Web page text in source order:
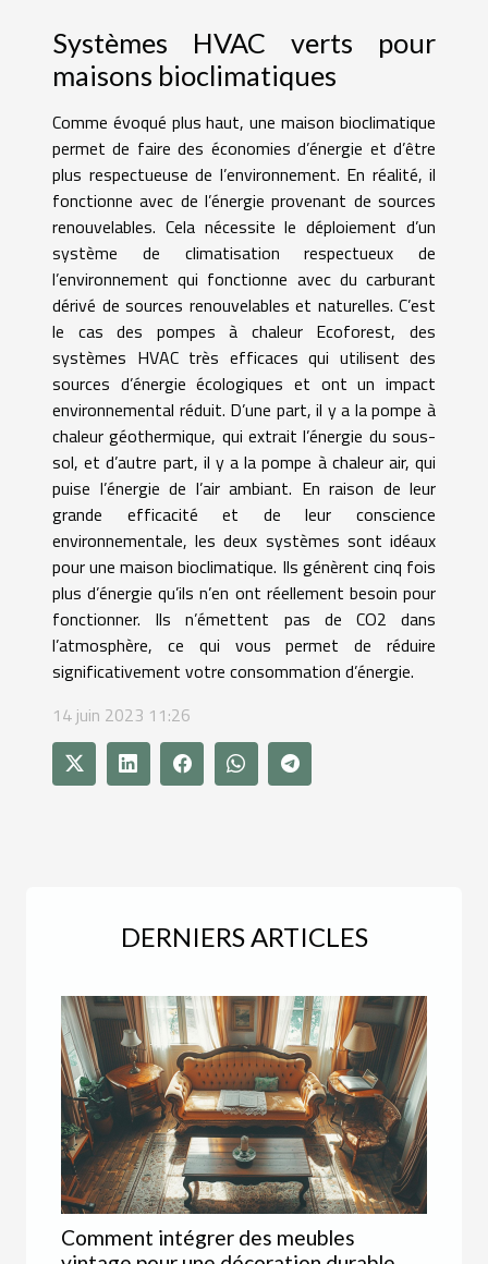
Systèmes HVAC verts pour
maisons bioclimatiques
Comme évoqué plus haut, une maison bioclimatique
permet de faire des économies d’énergie et d’être
plus respectueuse de l’environnement. En réalité, il
fonctionne avec de l’énergie provenant de sources
renouvelables. Cela nécessite le déploiement d’un
système de climatisation respectueux de
l’environnement qui fonctionne avec du carburant
dérivé de sources renouvelables et naturelles. C’est
le cas des pompes à chaleur Ecoforest, des
systèmes HVAC très efficaces qui utilisent des
sources d’énergie écologiques et ont un impact
environnemental réduit. D’une part, il y a la pompe à
chaleur géothermique, qui extrait l’énergie du sous-
sol, et d’autre part, il y a la pompe à chaleur air, qui
puise l’énergie de l’air ambiant. En raison de leur
grande efficacité et de leur conscience
environnementale, les deux systèmes sont idéaux
pour une maison bioclimatique. Ils génèrent cinq fois
plus d’énergie qu’ils n’en ont réellement besoin pour
fonctionner. Ils n’émettent pas de CO2 dans
l’atmosphère, ce qui vous permet de réduire
significativement votre consommation d’énergie.
14 juin 2023 11:26
DERNIERS ARTICLES
Comment intégrer des meubles